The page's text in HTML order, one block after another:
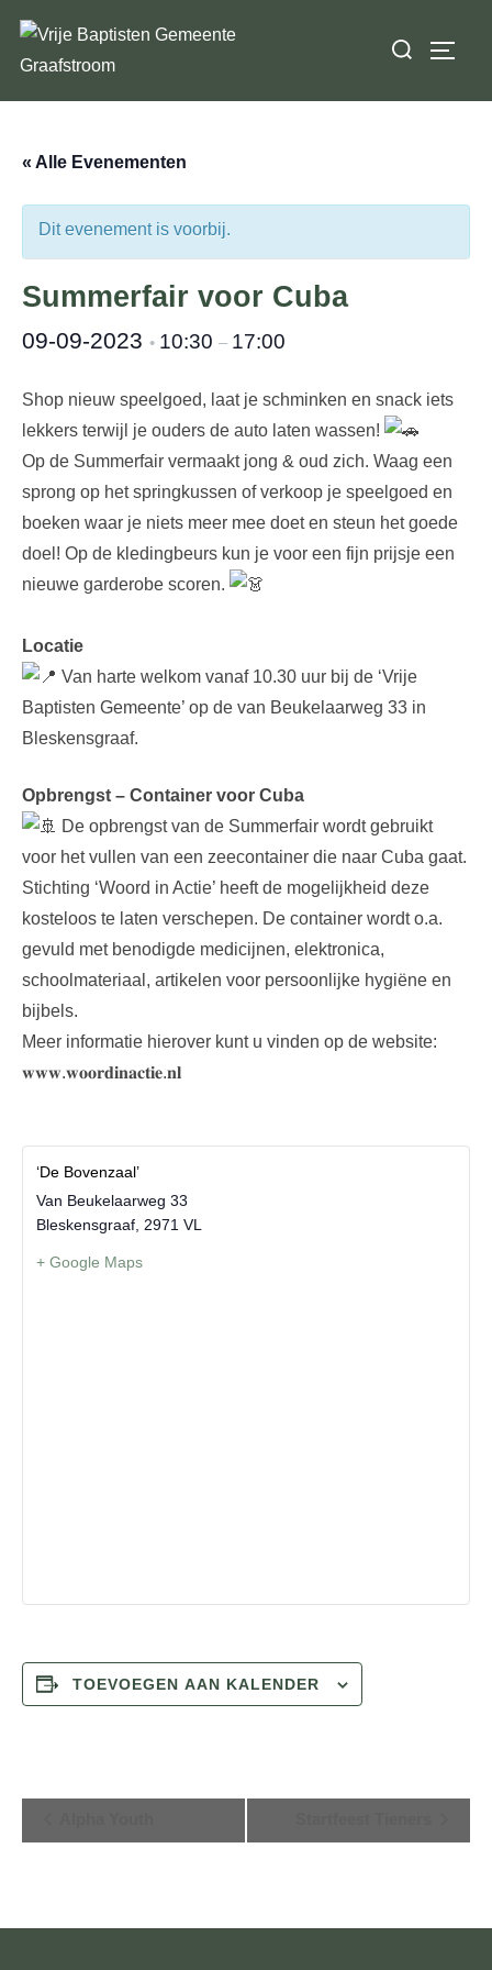
inhoud
Zoek
« Alle Evenementen
Dit evenement is voorbij.
Summerfair voor Cuba
09-09-2023 • 10:30 – 17:00
Shop nieuw speelgoed, laat je schminken en snack iets
lekkers terwijl je ouders de auto laten wassen!
Op de Summerfair vermaakt jong & oud zich. Waag een
sprong op het springkussen of verkoop je speelgoed en
boeken waar je niets meer mee doet en steun het goede
doel! Op de kledingbeurs kun je voor een fijn prijsje een
nieuwe garderobe scoren.
Locatie
Van harte welkom vanaf 10.30 uur bij de ‘Vrije
Baptisten Gemeente’ op de van Beukelaarweg 33 in
Bleskensgraaf.
Opbrengst – Container voor Cuba
De opbrengst van de Summerfair wordt gebruikt
voor het vullen van een zeecontainer die naar Cuba gaat.
Stichting ‘Woord in Actie’ heeft de mogelijkheid deze
kosteloos te laten verschepen. De container wordt o.a.
gevuld met benodigde medicijnen, elektronica,
schoolmateriaal, artikelen voor persoonlijke hygiëne en
bijbels.
Meer informatie hierover kunt u vinden op de website:
𝐰𝐰𝐰.𝐰𝐨𝐨𝐫𝐝𝐢𝐧𝐚𝐜𝐭𝐢𝐞.𝐧𝐥
‘De Bovenzaal’
Van Beukelaarweg 33
Bleskensgraaf 2971 VL
+ Google Maps
TOEVOEGEN AAN KALENDER
v
n